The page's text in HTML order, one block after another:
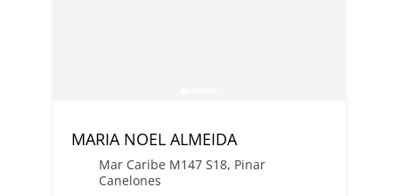
MARIA NOEL ALMEIDA
Mar Caribe M147 S18, Pinar
Canelones